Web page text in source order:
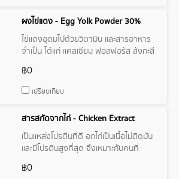
ผงไข่แดง - Egg Yolk Powder 30%
ไข่แดงอุดมไปด้วยวิตามิน และสารอาหาร
จำเป็น ได้แก่ แคลเซียม ฟอสฟอรัส สังกะสี
฿0
เปรียบเทียบ
สารสกัดจากไก่ - Chicken Extract
เป็นแหล่งโปรตีนที่ดี อกไก่เป็นเนื้อไม่ติดมัน
และมีโปรตีนสูงที่สุด จึงเหมาะกับคนที่
และฟื้นฟูร่างกายให้แข็งแรง
฿0